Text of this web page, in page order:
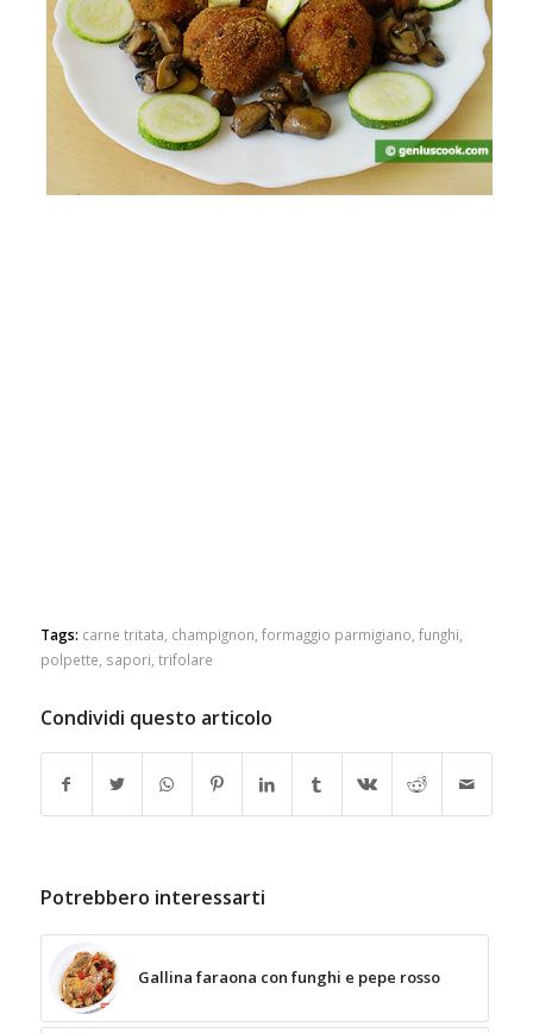
Tags: carne tritata champignon formaggio parmigiano funghi
polpette sapori trifolare
Condividi questo articolo
Potrebbero interessarti
Gallina faraona con funghi e pepe rosso